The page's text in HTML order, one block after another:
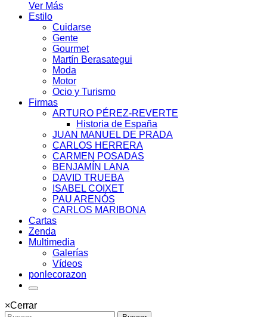
Ver Más
Estilo
Cuidarse
Gente
Gourmet
Martín Berasategui
Moda
Motor
Ocio y Turismo
Firmas
ARTURO PÉREZ-REVERTE
Historia de España
JUAN MANUEL DE PRADA
CARLOS HERRERA
CARMEN POSADAS
BENJAMÍN LANA
DAVID TRUEBA
ISABEL COIXET
PAU ARENÓS
CARLOS MARIBONA
Cartas
Zenda
Multimedia
Galerías
Vídeos
ponlecorazon
×Cerrar